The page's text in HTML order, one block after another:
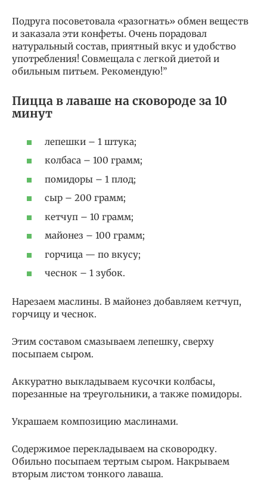
Подруга посоветовала «разогнать» обмен веществ
и заказала эти конфеты. Очень порадовал
натуральный состав, приятный вкус и удобство
употребления! Совмещала с легкой диетой и
обильным питьем. Рекомендую!”
Пицца в лаваше на сковороде за 10
минут
лепешки – 1 штука;
колбаса – 100 грамм;
помидоры – 1 плод;
сыр – 200 грамм;
кетчуп – 10 грамм;
майонез – 100 грамм;
горчица — по вкусу;
чеснок – 1 зубок.
Нарезаем маслины. В майонез добавляем кетчуп,
горчицу и чеснок.
Этим составом смазываем лепешку, сверху
посыпаем сыром.
Аккуратно выкладываем кусочки колбасы,
порезанные на треугольники, а также помидоры.
Украшаем композицию маслинами.
Содержимое перекладываем на сковородку.
Обильно посыпаем тертым сыром. Накрываем
вторым листом тонкого лаваша.